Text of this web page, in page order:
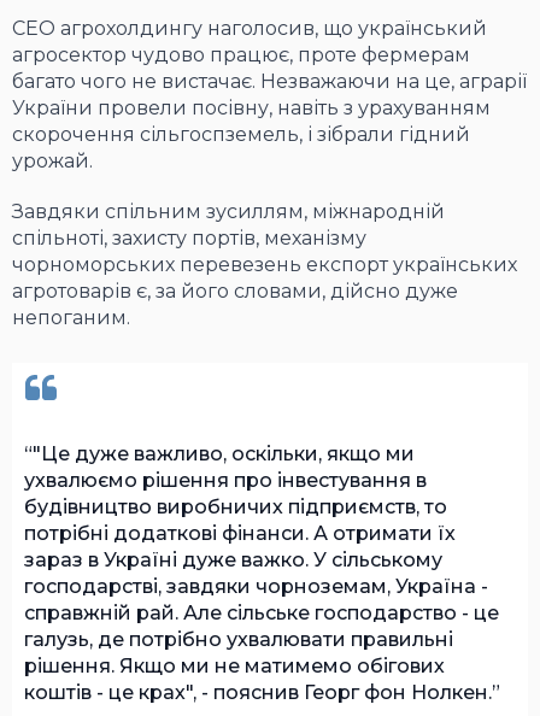
CEO агрохолдингу наголосив, що український
агросектор чудово працює, проте фермерам
багато чого не вистачає. Незважаючи на це, аграрії
України провели посівну, навіть з урахуванням
скорочення сільгоспземель, і зібрали гідний
урожай.
Завдяки спільним зусиллям, міжнародній
спільноті, захисту портів, механізму
чорноморських перевезень експорт українських
агротоварів є, за його словами, дійсно дуже
непоганим.
"Це дуже важливо, оскільки, якщо ми
ухвалюємо рішення про інвестування в
будівництво виробничих підприємств, то
потрібні додаткові фінанси. А отримати їх
зараз в Україні дуже важко. У сільському
господарстві, завдяки чорноземам, Україна -
справжній рай. Але сільське господарство - це
галузь, де потрібно ухвалювати правильні
рішення. Якщо ми не матимемо обігових
коштів - це крах", - пояснив Георг фон Нолкен.